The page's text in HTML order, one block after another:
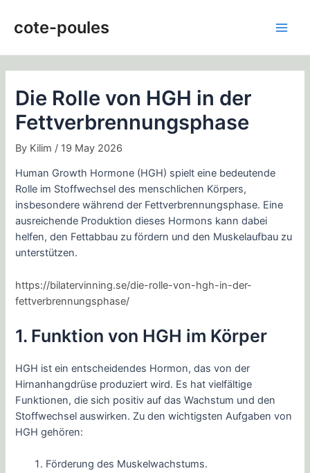
cote-poules
Die Rolle von HGH in der
Fettverbrennungsphase
By Kilim / 19 May 2026
Human Growth Hormone (HGH) spielt eine bedeutende
Rolle im Stoffwechsel des menschlichen Körpers,
insbesondere während der Fettverbrennungsphase. Eine
ausreichende Produktion dieses Hormons kann dabei
helfen, den Fettabbau zu fördern und den Muskelaufbau zu
unterstützen.
https://bilatervinning.se/die-rolle-von-hgh-in-der-
fettverbrennungsphase/
1. Funktion von HGH im Körper
HGH ist ein entscheidendes Hormon, das von der
Hirnanhangdrüse produziert wird. Es hat vielfältige
Funktionen, die sich positiv auf das Wachstum und den
Stoffwechsel auswirken. Zu den wichtigsten Aufgaben von
HGH gehören:
Förderung des Muskelwachstums.
navigation